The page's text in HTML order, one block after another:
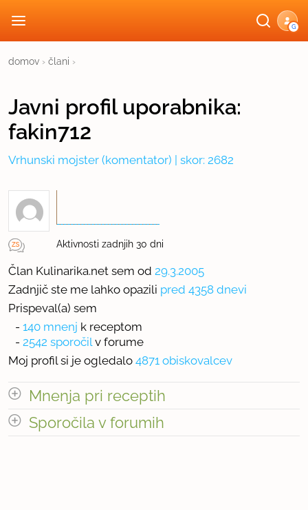
G
domov › člani ›
Javni profiluporabnika:
fakin712
Vrhunski mojster (komentator) | skor: 2682
Aktivnosti zadnjih 30 dni
Član Kulinarika.net sem od 29.3.2005
Zadnjič ste me lahko opazili pred 4358 dnevi
Prispeval(a) sem
- 140 mnenj k receptom
- 2542 sporočil v forume
Moj profil si je ogledalo 4871 obiskovalcev
Mnenja pri receptih
odpri vse
Sporočila v forumih